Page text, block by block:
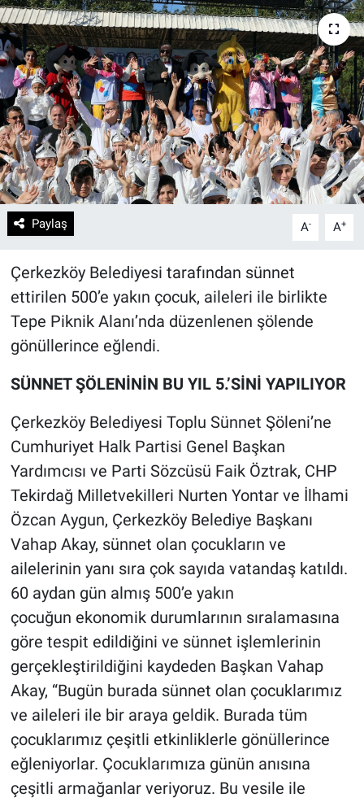
Paylaş A- A+
Çerkezköy Belediyesi tarafından sünnet
ettirilen 500’e yakın çocuk, aileleri ile birlikte
Tepe Piknik Alanı’nda düzenlenen şölende
gönüllerince eğlendi.
SÜNNET ŞÖLENİNİN BU YIL 5.’SİNİ YAPILIYOR
Çerkezköy Belediyesi Toplu Sünnet Şöleni’ne
Cumhuriyet Halk Partisi Genel Başkan
Yardımcısı ve Parti Sözcüsü Faik Öztrak, CHP
Tekirdağ Milletvekilleri Nurten Yontar ve İlhami
Özcan Aygun, Çerkezköy Belediye Başkanı
Vahap Akay, sünnet olan çocukların ve
ailelerinin yanı sıra çok sayıda vatandaş katıldı.
60 aydan gün almış 500’e yakın
çocuğun ekonomik durumlarının sıralamasına
göre tespit edildiğini ve sünnet işlemlerinin
gerçekleştirildiğini kaydeden Başkan Vahap
Akay, “Bugün burada sünnet olan çocuklarımız
ve aileleri ile bir araya geldik. Burada tüm
çocuklarımız çeşitli etkinliklerle gönüllerince
eğleniyorlar. Çocuklarımıza günün anısına
çeşitli armağanlar veriyoruz. Bu vesile ile